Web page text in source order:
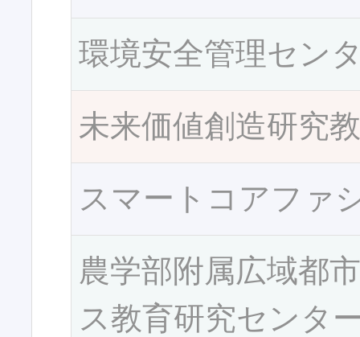
環境安全管理セン
未来価値創造研究
スマートコアファ
農学部附属広域都
ス教育研究センタ